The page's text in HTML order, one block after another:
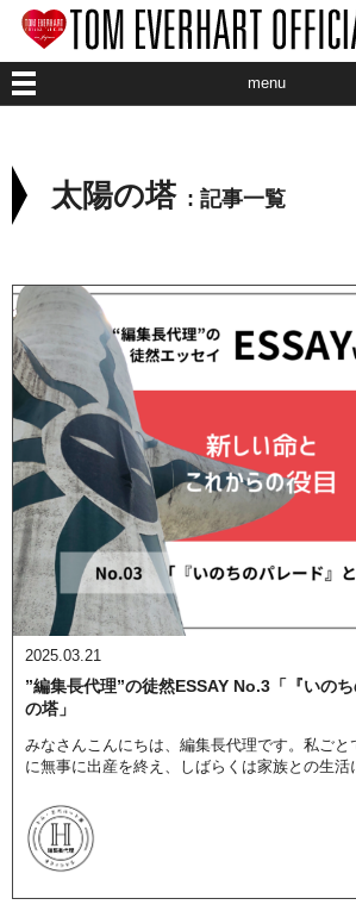
menu
ABOUT ARTIST
STAFF BLOG
太陽の塔 : 記事一覧
2025.03.21
”編集長代理”の徒然ESSAY No.3「『いの
の塔」
みなさんこんにちは、編集長代理です。私ごと
に無事に出産を終え、しばらくは家族との生活
て。※作家敬称略 & […]